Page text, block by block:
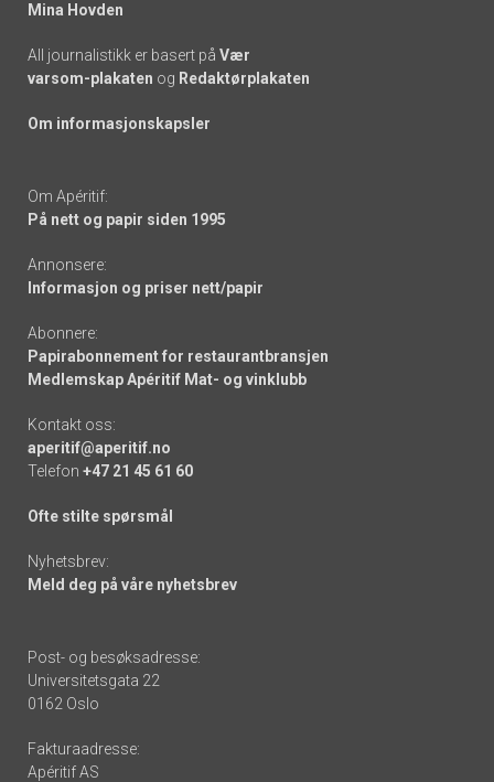
Mina Hovden
All journalistikk er basert på Vær
varsom-plakaten og Redaktørplakaten
Om informasjonskapsler
Om Apéritif:
På nett og papir siden 1995
Annonsere:
Informasjon og priser nett/papir
Abonnere:
Papirabonnement for restaurantbransjen
Medlemskap Apéritif Mat- og vinklubb
Kontakt oss:
aperitif@aperitif.no
Telefon +47 21 45 61 60
Ofte stilte spørsmål
Nyhetsbrev:
Meld deg på våre nyhetsbrev
Post- og besøksadresse:
Universitetsgata 22
0162 Oslo
Fakturaadresse:
Apéritif AS